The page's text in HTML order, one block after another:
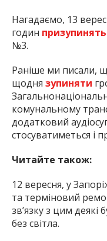
Нагадаємо, 13
годин призупинять
№3.
Раніше ми писали,
щодня зупиняти
комунальному
додатковий
стосуватиметься і
Читайте також:
12 вересня, у
та терміновий
зв’язку з цим
без світла.